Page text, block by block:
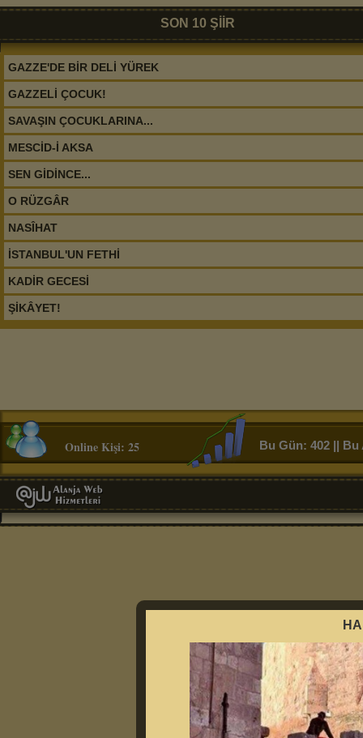
SON 10 ŞİİR
GAZZE'DE BİR DELİ YÜREK
GAZZELİ ÇOCUK!
SAVAŞIN ÇOCUKLARINA...
MESCİD-İ AKSA
SEN GİDİNCE...
O RÜZGÂR
NASÎHAT
İSTANBUL'UN FETHİ
KADİR GECESİ
ŞİKÂYET!
Online Kişi: 25 Bu Gün: 402 || Bu